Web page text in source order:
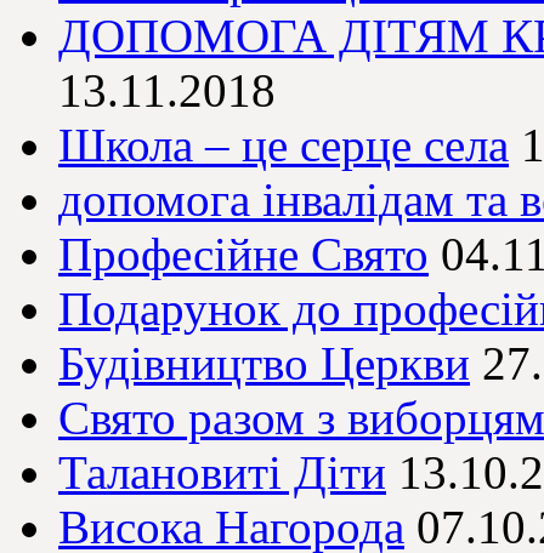
ДОПОМОГА ДІТЯМ
13.11.2018
Школа – це серце села
допомога інвалідам та
Професійне Свято
Подарунок до
Будівництво Церкви
Свято разом з
Талановиті Діти
Висока Нагорода